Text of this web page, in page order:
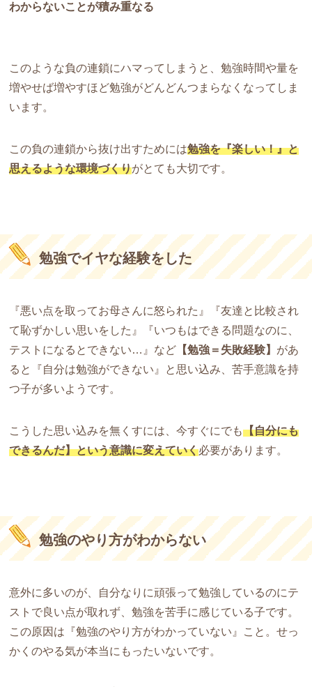
わからないことが積み重なる
このような負の連鎖にハマってしまうと、勉強時間や量を
増やせば増やすほど勉強がどんどんつまらなくなってしま
います。
この負の連鎖から抜け出すためには勉強を『楽しい！』と
思えるような環境づくりがとても大切です。
勉強でイヤな経験をした
『悪い点を取ってお母さんに怒られた』『友達と比較され
て恥ずかしい思いをした』『いつもはできる問題なのに、
テストになるとできない…』など 【勉強＝失敗経験】 があ
ると『自分は勉強ができない』と思い込み、苦手意識を持
つ子が多いようです。
こうした思い込みを無くすには、今すぐにでも【自分にも
できるんだ】という意識に変えていく必要があります。
勉強のやり方がわからない
意外に多いのが、自分なりに頑張って勉強しているのにテ
ストで良い点が取れず、勉強を苦手に感じている子です。
この原因は『勉強のやり方がわかっていない』こと。せっ
かくのやる気が本当にもったいないです。